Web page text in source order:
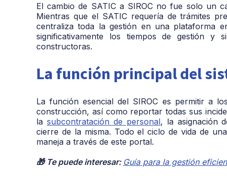
El cambio de SATIC a SIROC no fue solo un
Mientras que el SATIC requería de trámites
centraliza toda la gestión en una plataforma
significativamente los tiempos de gestión y
constructoras.
La función principal del
La función esencial del SIROC es permitir a
construcción, así como reportar todas sus
la subcontratación de personal, la asignación
cierre de la misma. Todo el ciclo de vida de
maneja a través de este portal.
🎁 Te puede interesar: Guía para la gestión